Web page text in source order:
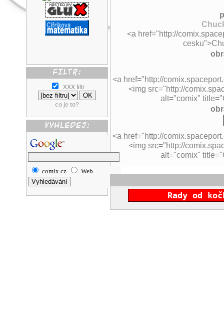
XXX filtr
co je to?
comix.cz Web
<a href="http://
<a href="http://
<img src="http://
alt="comix"
<a href="http://
<img src="http://
alt="comix"
Rady od